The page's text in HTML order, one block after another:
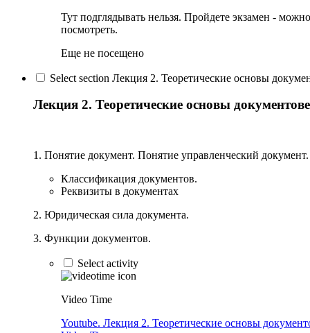
Тут подглядывать нельзя. Пройдете экзамен -
посмотреть.
Еще не посещено
Select section Лекция 2. Теоретические основы
Лекция 2. Теоретические основы
1. Понятие документ. Понятие управленческий
Классификация документов.
Реквизиты в документах
2. Юридическая сила документа.
3. Функции документов.
Select activity
Video Time
Youtube. Лекция 2. Теоретические основы